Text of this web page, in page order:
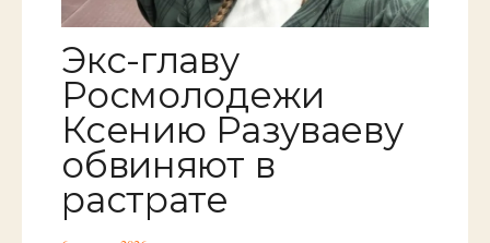
Экс-главу
Росмолодежи
Ксению Разуваеву
обвиняют в
растрате